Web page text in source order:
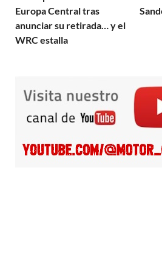
Europa Central tras
anunciar su retirada… y el
WRC estalla